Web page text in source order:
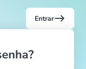
Entrareast